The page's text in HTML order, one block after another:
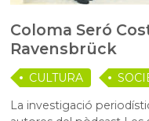
Coloma Seró
Ravensbrück
CULTURA
La investigació